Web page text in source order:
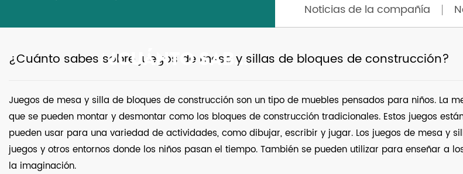
/ ¿CUÁNTO SABES SOBRE JUEGOS DE MESA Y SILLAS DE BLOQUES DE CONSTRUCCIÓN?
Noticias de la compañía
¿Cuánto sabes sobre juegos de mesa y sillas de bloques de construcción?
Juegos de mesa y silla de bloques de construcción son un tipo de muebles pensados ​​para niños. La
que se pueden montar y desmontar como los bloques de construcción tradicionales. Estos juegos
pueden usar para una variedad de actividades, como dibujar, escribir y jugar. Los juegos de mesa y
juegos y otros entornos donde los niños pasan el tiempo. También se pueden utilizar para enseñar
la imaginación.